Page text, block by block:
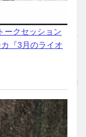
ークセッション
『3月のライオ